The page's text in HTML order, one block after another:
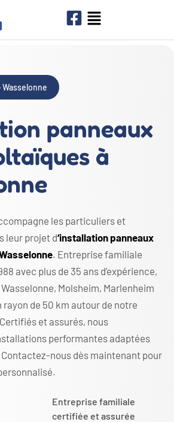
Wasselonne
panneaux
à
les particuliers et
leur projet d‘installation panneaux
. Entreprise familiale
avec plus de 35 ans d’expérience,
Molsheim, Marlenheim
rayon de 50 km autour de notre
et assurés, nous
performantes adaptées
nous dès maintenant pour
Entreprise familiale
certifiée et assurée